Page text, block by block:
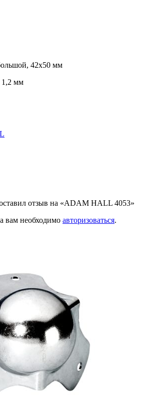
42х50 мм
1,2 мм
отзыв на «ADAM HALL 4053»
вам необходимо авторизоваться.